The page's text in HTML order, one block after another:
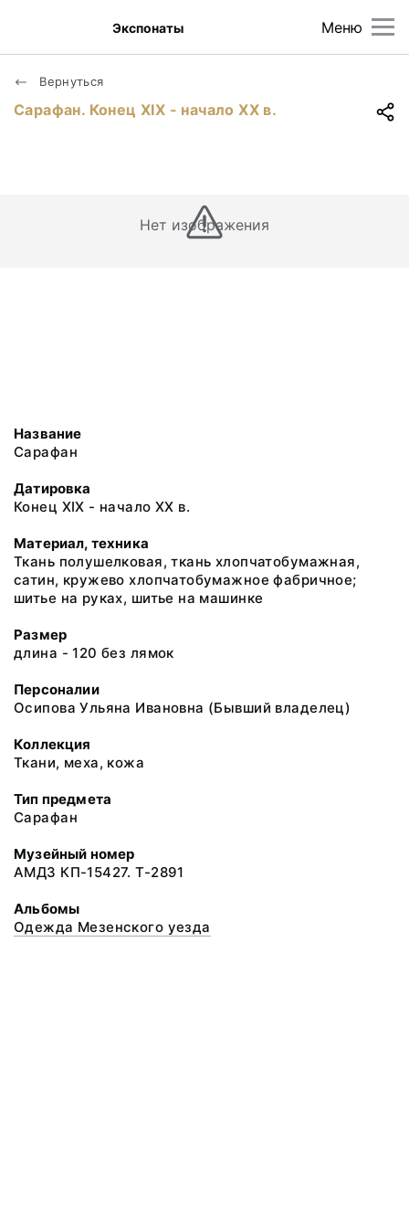
Меню
Экспонаты
Вернуться
Сарафан. Конец ХIХ - начало ХХ в.
Нет изображения
Название
Сарафан
Датировка
Конец ХIХ - начало ХХ в.
Материал, техника
Ткань полушелковая, ткань хлопчатобумажная,
сатин, кружево хлопчатобумажное фабричное;
шитье на руках, шитье на машинке
Размер
длина - 120 без лямок
Персоналии
Осипова Ульяна Ивановна (Бывший владелец)
Коллекция
Ткани, меха, кожа
Тип предмета
Сарафан
Музейный номер
АМДЗ КП-15427. Т-2891
Альбомы
Одежда Мезенского уезда